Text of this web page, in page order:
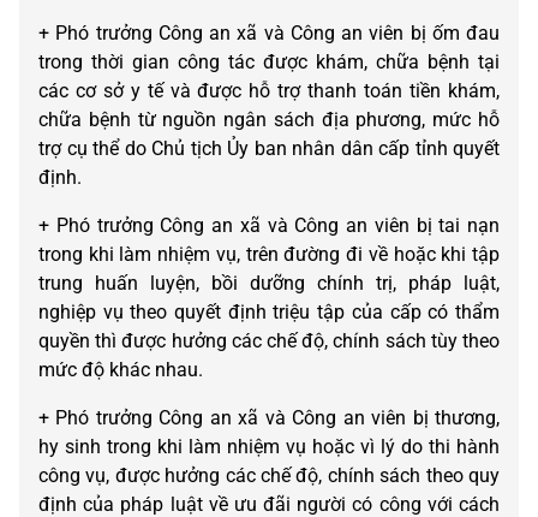
+ Phó trưởng Công an xã và Công an viên bị ốm đau
trong thời gian công tác được khám, chữa bệnh tại
các cơ sở y tế và được hỗ trợ thanh toán tiền khám,
chữa bệnh từ nguồn ngân sách địa phương, mức hỗ
trợ cụ thể do Chủ tịch Ủy ban nhân dân cấp tỉnh quyết
định.
+ Phó trưởng Công an xã và Công an viên bị tai nạn
trong khi làm nhiệm vụ, trên đường đi về hoặc khi tập
trung huấn luyện, bồi dưỡng chính trị, pháp luật,
nghiệp vụ theo quyết định triệu tập của cấp có thẩm
quyền thì được hưởng các chế độ, chính sách tùy theo
mức độ khác nhau.
+ Phó trưởng Công an xã và Công an viên bị thương,
hy sinh trong khi làm nhiệm vụ hoặc vì lý do thi hành
công vụ, được hưởng các chế độ, chính sách theo quy
định của pháp luật về ưu đãi người có công với cách